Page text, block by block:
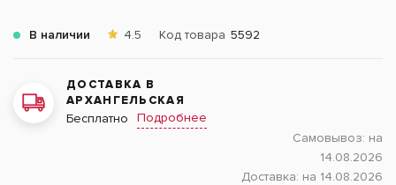
В наличии 4.5 Код товара 5592
ДОСТАВКА В
АРХАНГЕЛЬСКАЯ
Бесплатно
Подробнее
Самовывоз: на
14.08.2026
Доставка: на 14.08.2026